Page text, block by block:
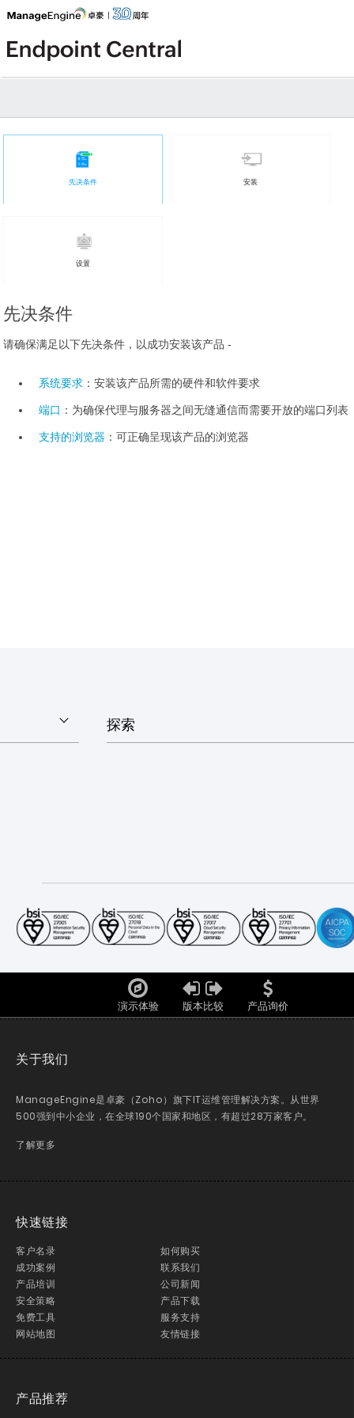
先决条件 安装
设置
先决条件
请确保满足以下先决条件，以成功安装该产品 -
系统要求 ：安装该产品所需的硬件和软件要求
端口 ：为确保代理与服务器之间无缝通信而需要开放的端口列表
支持的浏览器 ：可正确呈现该产品的浏览器
探索
演示体验 版本比较 产品询价
关于我们
ManageEngine是卓豪（Zoho）旗下IT运维管理解决方案。从世界
500强到中小企业，在全球190个国家和地区，有超过28万家客户。
了解更多
快速链接
客户名录
成功案例
产品培训
安全策略
免费工具
网站地图
如何购买
联系我们
公司新闻
产品下载
服务支持
友情链接
产品推荐